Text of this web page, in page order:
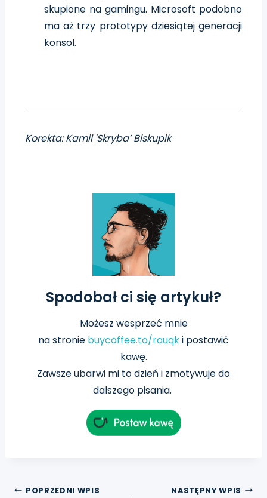
skupione na gamingu. Microsoft podobno
ma aż trzy prototypy dziesiątej generacji
konsol.
Korekta: Kamil 'Skryba’ Biskupik
Spodobał ci się artykuł?
Możesz wesprzeć mnie
nastronie buycoffee.to/rauqki postawić
kawę.
Zawsze ubarwi mi to dzień i zmotywuje do
dalszego pisania.
POPRZEDNI WPIS NASTĘPNY WPIS